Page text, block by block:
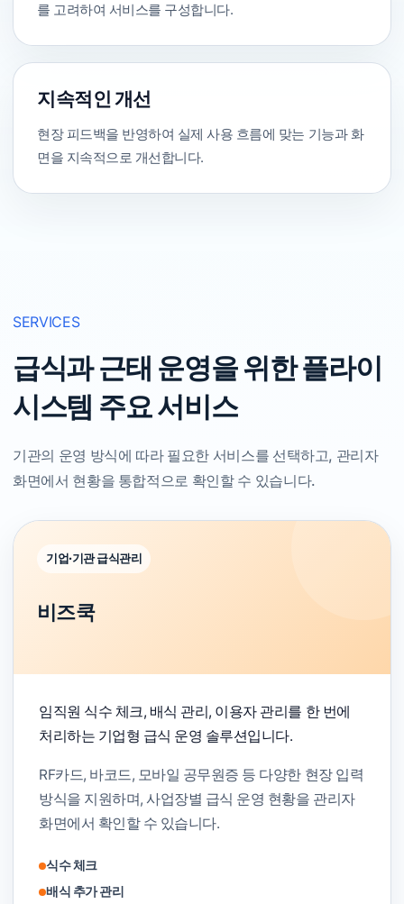
를 고려하여 서비스를 구성합니다.
지속적인 개선
현장 피드백을 반영하여 실제 사용 흐름에 맞는 기능과 화
면을 지속적으로 개선합니다.
SERVICES
급식과 근태 운영을 위한 플라이
시스템 주요 서비스
기관의 운영 방식에 따라 필요한 서비스를 선택하고, 관리자
화면에서 현황을 통합적으로 확인할 수 있습니다.
기업·기관 급식관리
비즈쿡
임직원 식수 체크, 배식 관리, 이용자 관리를 한 번에
처리하는 기업형 급식 운영 솔루션입니다.
RF카드, 바코드, 모바일 공무원증 등 다양한 현장 입력
방식을 지원하며, 사업장별 급식 운영 현황을 관리자
화면에서 확인할 수 있습니다.
식수 체크
배식 추가 관리